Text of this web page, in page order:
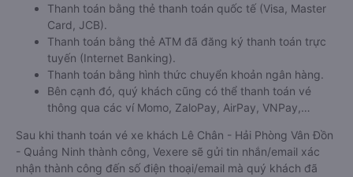
Thanh toán bằng thẻ thanh toán quốc tế (Visa, Master
Card, JCB).
Thanh toán bằng thẻ ATM đã đăng ký thanh toán trực
tuyến (Internet Banking).
Thanh toán bằng hình thức chuyển khoản ngân hàng.
Bên cạnh đó, quý khách cũng có thể thanh toán vé
thông qua các ví Momo, ZaloPay, AirPay, VNPay,…
Sau khi thanh toán vé xe khách Lê Chân - Hải Phòng Vân Đồn
- Quảng Ninh thành công, Vexere sẽ gửi tin nhắn/email xác
nhận thành công đến số điện thoại/email mà quý khách đã